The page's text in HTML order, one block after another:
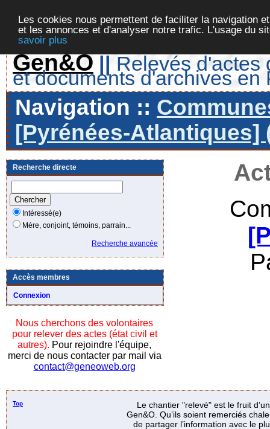
Les cookies nous permettent de faciliter la navigation
et les annonces et d'analyser notre trafic. L'usage du
savoir plus
Gen&O || Relevés d'actes
et documents d'archives en
Navigation ::
[Pyrénées-Atlantiques]
Recherche directe
Intéressé(e)
Mère, conjoint, témoins, parrain...
Recherche avancée
Accès membres
Connexion
Nous cherchons des volontaires
pour relever des actes (état civil et
autres). Pour rejoindre l'équipe,
merci de nous contacter par mail via
contact@geneoweb.org
Top
Le chantier "relevé" est le fruit
Gen&O. Qu’ils soient remerciés
de partager l’information avec le